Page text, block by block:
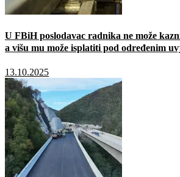
U FBiH poslodavac radnika ne može
a višu mu može isplatiti pod određenim
13.10.2025